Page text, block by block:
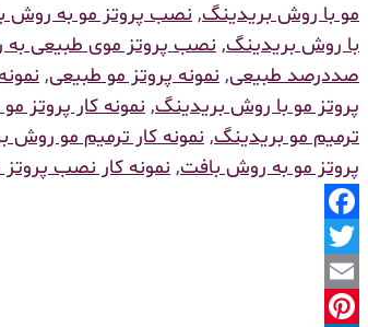
مو با روش بریدینگ, نصب پروتز مو به روش
با روش بریدینگ,نصب پروتز موی طبیعی
صددرصد طبیعی, نمونه پروتز مو طبیعی,
پروتز مو با روش بریدینگ, نمونه کار پروتز
ترمیم مو بریدینگ, نمونه کار ترمیم مو روش
پروتز مو به روش بافت,نمونه کار نصب
Facebook
Twitter
Email